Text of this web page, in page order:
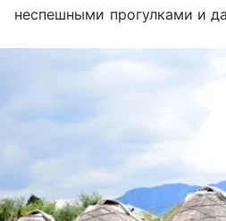
неспешными прогулками и